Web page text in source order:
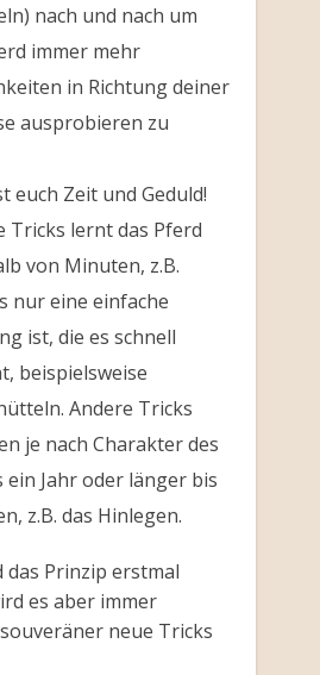
nach und nach um
immer mehr
in Richtung deiner
ausprobieren zu
euch Zeit und Geduld!
Tricks lernt das Pferd
von Minuten, z.B.
nur eine einfache
ist, die es schnell
beispielsweise
Andere Tricks
je nach Charakter des
ein Jahr oder länger bis
z.B. das Hinlegen.
das Prinzip erstmal
es aber immer
neue Tricks